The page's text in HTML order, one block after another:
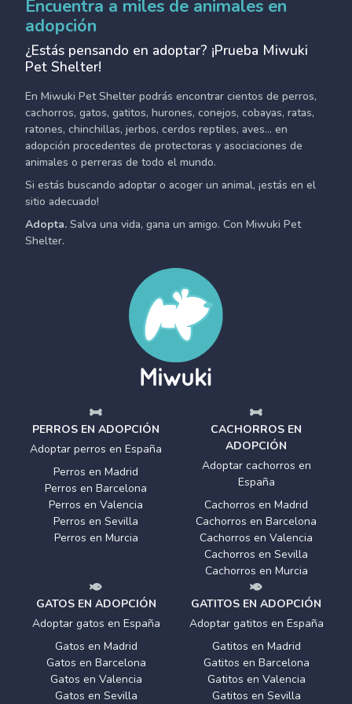
Encuentra a miles de animales en
adopción
¿Estás pensando en adoptar? ¡Prueba Miwuki
Pet Shelter!
En Miwuki Pet Shelter podrás encontrar cientos de perros,
cachorros, gatos, gatitos, hurones, conejos, cobayas, ratas,
ratones, chinchillas, jerbos, cerdos reptiles, aves... en
adopción procedentes de protectoras y asociaciones de
animales o perreras de todo el mundo.
Si estás buscando adoptar o acoger un animal, ¡estás en el
sitio adecuado!
Adopta. Salva una vida, gana un amigo. Con Miwuki Pet
Shelter.
PERROS EN ADOPCIÓN
Adoptar perros en España
Perros en Madrid
Perros en Barcelona
Perros en Valencia
Perros en Sevilla
Perros en Murcia
CACHORROS EN
ADOPCIÓN
Adoptar cachorros en
España
Cachorros en Madrid
Cachorros en Barcelona
Cachorros en Valencia
Cachorros en Sevilla
Cachorros en Murcia
GATOS EN ADOPCIÓN
Adoptar gatos en España
Gatos en Madrid
Gatos en Barcelona
Gatos en Valencia
Gatos en Sevilla
GATITOS EN ADOPCIÓN
Adoptar gatitos en España
Gatitos en Madrid
Gatitos en Barcelona
Gatitos en Valencia
Gatitos en Sevilla